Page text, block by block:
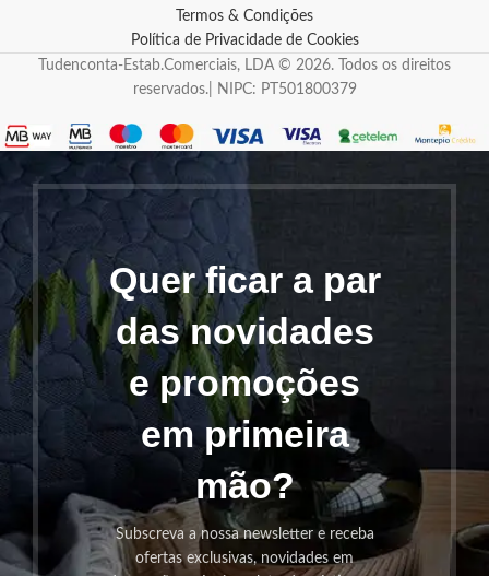
Termos & Condições
Política de Privacidade de Cookies
Tudenconta-Estab.Comerciais, LDA © 2026. Todos os direitos
reservados.| NIPC: PT501800379
Quer ficar a par
das novidades
e promoções
em primeira
mão?
Subscreva a nossa newsletter e receba
ofertas exclusivas, novidades em